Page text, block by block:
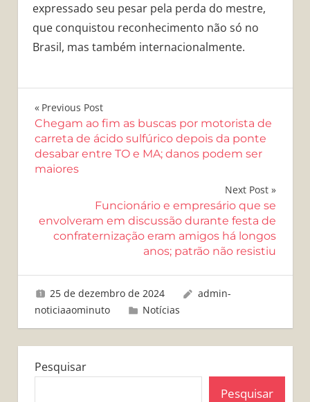
expressado seu pesar pela perda do mestre,
que conquistou reconhecimento não só no
Brasil, mas também internacionalmente.
Navegação
de
Post
Previous Post
Chegam ao fim as buscas por motorista de
carreta de ácido sulfúrico depois da ponte
desabar entre TO e MA; danos podem ser
maiores
Next Post
Funcionário e empresário que se
envolveram em discussão durante festa de
confraternização eram amigos há longos
anos; patrão não resistiu
25 de dezembro de 2024
admin-
noticiaaominuto
Notícias
Pesquisar
Pesquisar